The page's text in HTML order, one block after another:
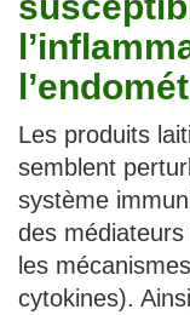
Les produits
semblent
système
des
les
cytokines).